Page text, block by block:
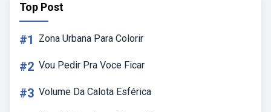
Top Post
#1 Zona Urbana Para Colorir
#2 Vou Pedir Pra Voce Ficar
#3 Volume Da Calota Esférica